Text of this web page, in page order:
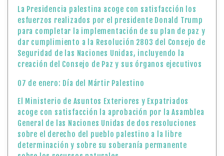
La Presidencia palestina acoge con satisfacción los
esfuerzos realizados por el presidente Donald Trump
para completar la implementación de su plan de paz y
dar cumplimiento a la Resolución 2803 del Consejo de
Seguridad de las Naciones Unidas, incluyendo la
creación del Consejo de Paz y sus órganos ejecutivos
07 de enero: Día del Mártir Palestino
El Ministerio de Asuntos Exteriores y Expatriados
acoge con satisfacción la aprobación por la Asamblea
General de las Naciones Unidas de dos resoluciones
sobre el derecho del pueblo palestino a la libre
determinación y sobre su soberanía permanente